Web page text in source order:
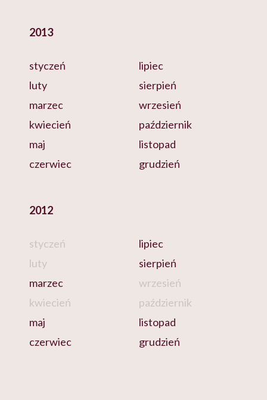
2013
styczeń
luty
marzec
kwiecień
maj
czerwiec
lipiec
sierpień
wrzesień
październik
listopad
grudzień
2012
styczeń
luty
marzec
kwiecień
maj
czerwiec
lipiec
sierpień
wrzesień
październik
listopad
grudzień